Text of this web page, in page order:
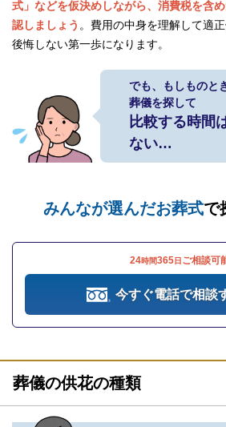
式」などを仮決めしながら、消費税を含
認しましょう 。費用の中身を理解して適
後悔しない第一歩になります。
でも、もしものと
葬儀を探して
比較する時間
ない…
みんなが選んだお葬式で
24時間365日 ご相談可
今すぐ電話で相談
葬儀の供花の種類